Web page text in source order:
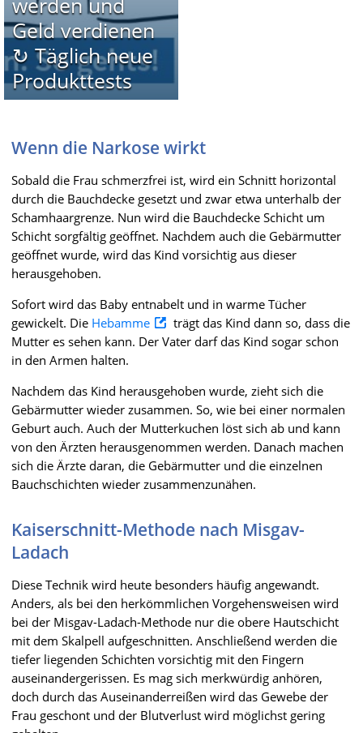
Geld verdienen
↻ Täglich neue
Produkttests
Wenn die Narkose wirkt
Sobald die Frau schmerzfrei ist, wird ein Schnitt horizontal
durch die Bauchdecke gesetzt und zwar etwa unterhalb der
Schamhaargrenze. Nun wird die Bauchdecke Schicht um
Schicht sorgfältig geöffnet. Nachdem auch die Gebärmutter
geöffnet wurde, wird das Kind vorsichtig aus dieser
herausgehoben.
Sofort wird das Baby entnabelt und in warme Tücher
gewickelt. Die Hebamme
trägt das Kind dann so, dass die
Mutter es sehen kann. Der Vater darf das Kind sogar schon
in den Armen halten.
Nachdem das Kind herausgehoben wurde, zieht sich die
Gebärmutter wieder zusammen. So, wie bei einer normalen
Geburt auch. Auch der Mutterkuchen löst sich ab und kann
von den Ärzten herausgenommen werden. Danach machen
sich die Ärzte daran, die Gebärmutter und die einzelnen
Bauchschichten wieder zusammenzunähen.
Kaiserschnitt-Methode nach Misgav-
Ladach
Diese Technik wird heute besonders häufig angewandt.
Anders, als bei den herkömmlichen Vorgehensweisen wird
bei der Misgav-Ladach-Methode nur die obere Hautschicht
mit dem Skalpell aufgeschnitten. Anschließend werden die
tiefer liegenden Schichten vorsichtig mit den Fingern
auseinandergerissen. Es mag sich merkwürdig anhören,
doch durch das Auseinanderreißen wird das Gewebe der
Frau geschont und der Blutverlust wird möglichst gering